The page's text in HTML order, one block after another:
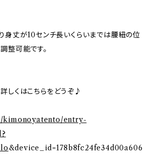
身丈が10センチ長いくらいまでは腰紐の位
整可能です。
しくはこちらをどうぞ♪
kimonoyatento/entry-
&device_id=178b8fc24fe34d00a606